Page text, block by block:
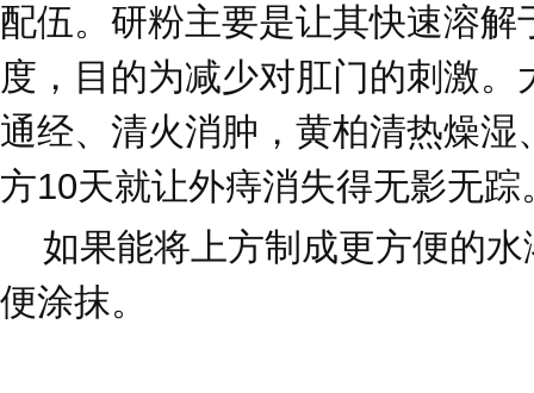
配伍。研粉主要是让其快速溶解
度，目的为减少对肛门的刺激
通经、清火消肿，黄柏清热燥
方10天就让外痔消失得无影无踪
如果能将上方制成更方便的水
便涂抹。